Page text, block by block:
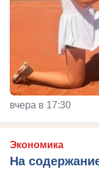
вчера в 17:30
Экономика
На